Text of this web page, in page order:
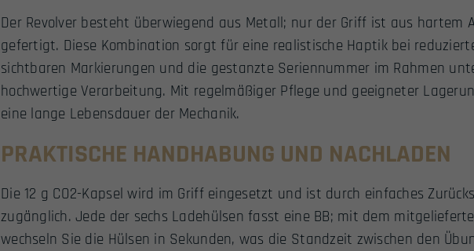
Der Revolver besteht überwiegend aus Metall; nur der Griff ist aus hartem
gefertigt. Diese Kombination sorgt für eine realistische Haptik bei
sichtbaren Markierungen und die gestanzte Seriennummer im Rahmen
hochwertige Verarbeitung. Mit regelmäßiger Pflege und geeigneter
eine lange Lebensdauer der Mechanik.
PRAKTISCHE HANDHABUNG UND NACHLADEN
Die 12 g CO2-Kapsel wird im Griff eingesetzt und ist durch einfaches
zugänglich. Jede der sechs Ladehülsen fasst eine BB; mit dem
wechseln Sie die Hülsen in Sekunden, was die Standzeit zwischen den